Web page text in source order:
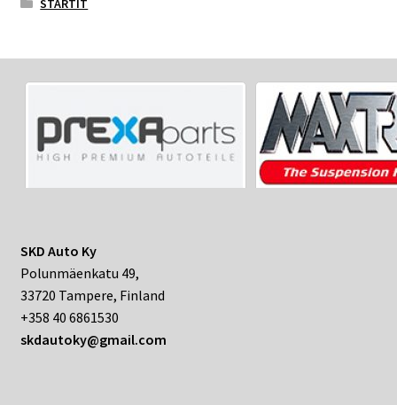
STARTIT
SKD Auto Ky
Polunmäenkatu 49,
33720 Tampere, Finland
+358 40 6861530
skdautoky@gmail.com